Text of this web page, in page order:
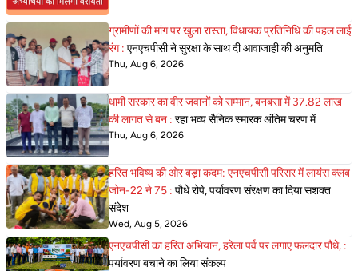
ग्रामीणों की मांग पर खुला रास्ता, विधायक प्रतिनिधि की पहल लाई
रंग : एनएचपीसी ने सुरक्षा के साथ दी आवाजाही की अनुमति
Thu, Aug 6, 2026
धामी सरकार का वीर जवानों को सम्मान, बनबसा में 37.82 लाख
की लागत से बन : रहा भव्य सैनिक स्मारक अंतिम चरण में
Thu, Aug 6, 2026
हरित भविष्य की ओर बड़ा कदम: एनएचपीसी परिसर में लायंस क्लब
जोन-22 ने 75 : पौधे रोपे, पर्यावरण संरक्षण का दिया सशक्त
संदेश
Wed, Aug 5, 2026
एनएचपीसी का हरित अभियान, हरेला पर्व पर लगाए फलदार पौधे, :
पर्यावरण बचाने का लिया संकल्प